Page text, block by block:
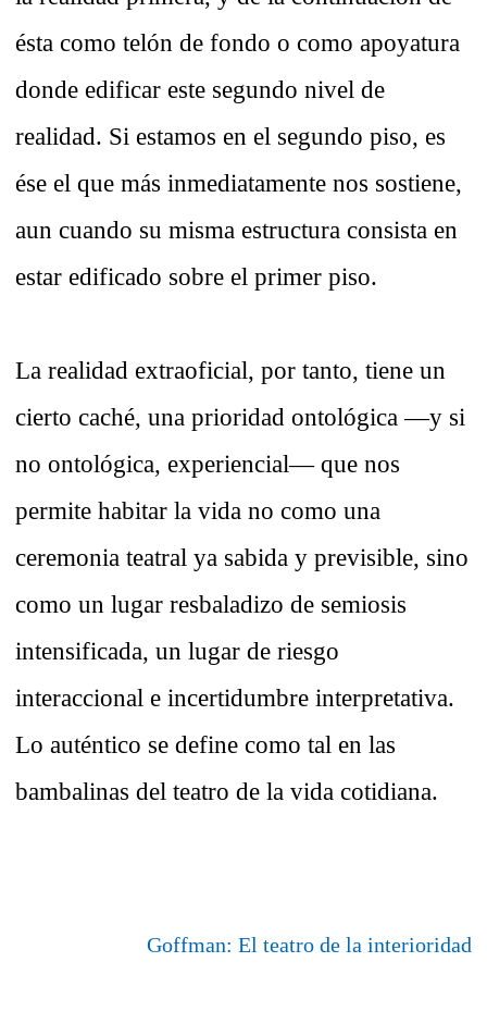
ésta como telón de fondo o como apoyatura
donde edificar este segundo nivel de
realidad. Si estamos en el segundo piso, es
ése el que más inmediatamente nos sostiene,
aun cuando su misma estructura consista en
estar edificado sobre el primer piso.
La realidad extraoficial, por tanto, tiene un
cierto caché, una prioridad ontológica —y si
no ontológica, experiencial— que nos
permite habitar la vida no como una
ceremonia teatral ya sabida y previsible, sino
como un lugar resbaladizo de semiosis
intensificada, un lugar de riesgo
interaccional e incertidumbre interpretativa.
Lo auténtico se define como tal en las
bambalinas del teatro de la vida cotidiana.
Goffman: El teatro de la interioridad